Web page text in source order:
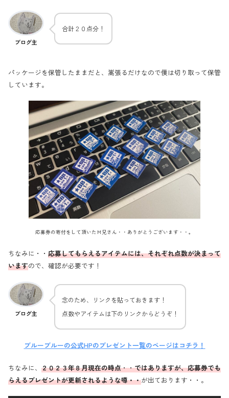
ブログ主
合計２０点分！
パッケージを保管したままだと、嵩張るだけなので僕は切り取って保管
しています。
応募券の寄付をして頂いたＭ兄さん・・ありがとうございます・・。
ちなみに・・ 応募してもらえるアイテムには、それぞれ点数が決まって
いますので、確認が必要です！
ブログ主
念のため、リンクを貼っておきます！
点数やアイテムは下のリンクからどうぞ！
ブルーブルーの公式HPのプレゼント一覧のページはコチラ！
ちなみに、 ２０２３年８月現在の時点・・ではありますが、応募券でも
らえるプレゼントが更新されるような噂・・が出ております・・。